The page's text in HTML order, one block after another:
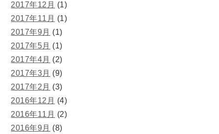
2017年12月 (1)
2017年11月 (1)
2017年9月 (1)
2017年5月 (1)
2017年4月 (2)
2017年3月 (9)
2017年2月 (3)
2016年12月 (4)
2016年11月 (2)
2016年9月 (8)